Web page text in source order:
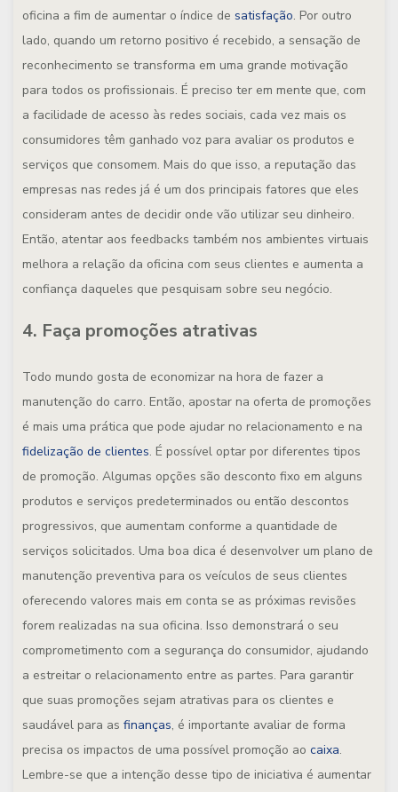
oficina a fim de aumentar o índice de satisfação. Por outro
lado, quando um retorno positivo é recebido, a sensação de
reconhecimento se transforma em uma grande motivação
para todos os profissionais. É preciso ter em mente que, com
a facilidade de acesso às redes sociais, cada vez mais os
consumidores têm ganhado voz para avaliar os produtos e
serviços que consomem. Mais do que isso, a reputação das
empresas nas redes já é um dos principais fatores que eles
consideram antes de decidir onde vão utilizar seu dinheiro.
Então, atentar aos feedbacks também nos ambientes virtuais
melhora a relação da oficina com seus clientes e aumenta a
confiança daqueles que pesquisam sobre seu negócio.
4. Faça promoções atrativas
Todo mundo gosta de economizar na hora de fazer a
manutenção do carro. Então, apostar na oferta de promoções
é mais uma prática que pode ajudar no relacionamento e na
fidelização de clientes. É possível optar por diferentes tipos
de promoção. Algumas opções são desconto fixo em alguns
produtos e serviços predeterminados ou então descontos
progressivos, que aumentam conforme a quantidade de
serviços solicitados. Uma boa dica é desenvolver um plano de
manutenção preventiva para os veículos de seus clientes
oferecendo valores mais em conta se as próximas revisões
forem realizadas na sua oficina. Isso demonstrará o seu
comprometimento com a segurança do consumidor, ajudando
a estreitar o relacionamento entre as partes. Para garantir
que suas promoções sejam atrativas para os clientes e
saudável para as finanças, é importante avaliar de forma
precisa os impactos de uma possível promoção ao caixa.
Lembre-se que a intenção desse tipo de iniciativa é aumentar